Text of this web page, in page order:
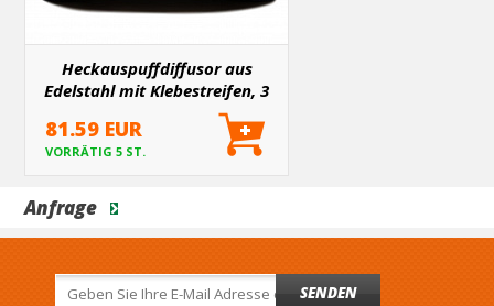
Heckauspuffdiffusor aus
Edelstahl mit Klebestreifen, 3
Stück, Škoda Superb III 2015+
81.59 EUR
VORRÄTIG 5 ST.
Anfrage
SENDEN